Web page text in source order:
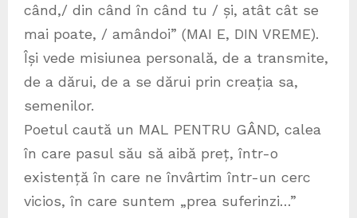
când,/ din când în când tu / și, atât cât se
mai poate, / amândoi” (MAI E, DIN VREME).
Își vede misiunea personală, de a transmite,
de a dărui, de a se dărui prin creația sa,
semenilor.
Poetul caută un MAL PENTRU GÂND, calea
în care pasul său să aibă preț, într-o
existență în care ne învârtim într-un cerc
vicios, în care suntem „prea suferinzi…”